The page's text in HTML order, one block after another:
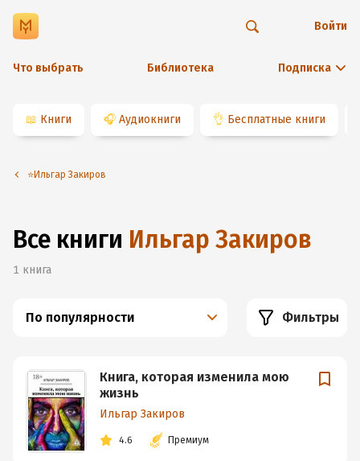
Что выбрать Библиотека Подписка
Войти
📖 Книги 🎧 Аудиокниги 👌 Бесплатные книги
⭐️Ильгар Закиров
Все книги Ильгар Закиров
1 книга
По популярности Фильтры
Книга, которая изменила мою
жизнь
Ильгар Закиров
4.6 Премиум